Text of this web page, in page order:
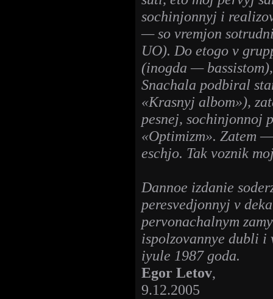
sochinjonnyj i
— so vremjon
UO). Do etogo v
(inogda —
Snachala podbiral
«Krasnyj albom»),
pesnej, sochinjonnoj
«Optimizm». Zatem
eschjo. Tak voznik
Dannoe izdanie
peresvedjonnyj v
pervonachalnym
ispolzovannye dubli i
iyule 1987 goda.
Egor Letov,
9.12.2005